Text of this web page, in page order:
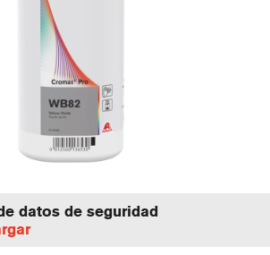
datos de seguridad